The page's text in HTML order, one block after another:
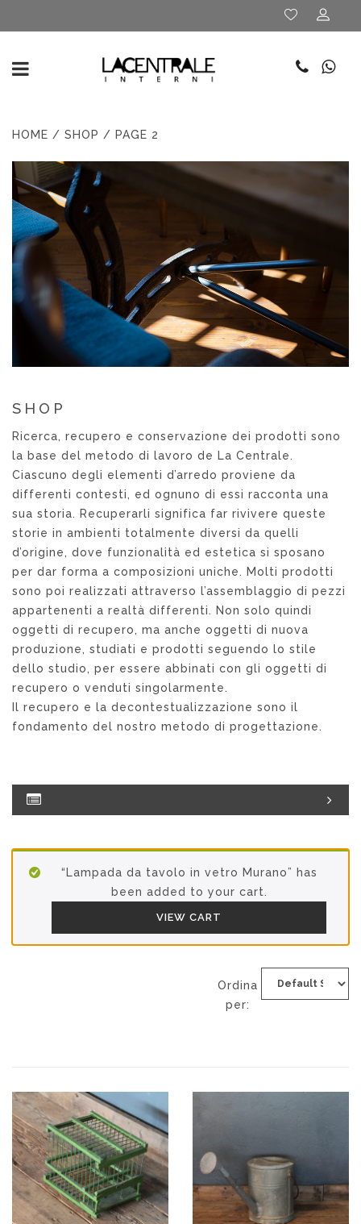
HOME / SHOP / PAGE 2
SHOP
Ricerca, recupero e conservazione dei prodotti sono
la base del metodo di lavoro de La Centrale.
Ciascuno degli elementi d’arredo proviene da
differenti contesti, ed ognuno di essi racconta una
sua storia. Recuperarli significa far rivivere queste
storie in ambienti totalmente diversi da quelli
d’origine, dove funzionalità ed estetica si sposano
per dar forma a composizioni uniche. Molti prodotti
sono poi realizzati attraverso l’assemblaggio di pezzi
appartenenti a realtà differenti. Non solo quindi
oggetti di recupero, ma anche oggetti di nuova
produzione, studiati e prodotti seguendo lo stile
dello studio, per essere abbinati con gli oggetti di
recupero o venduti singolarmente.
Il recupero e la decontestualizzazione sono il
fondamento del nostro metodo di progettazione.
“Lampada da tavolo in vetro Murano” has
been added to your cart.
VIEW CART
Ordina
per: